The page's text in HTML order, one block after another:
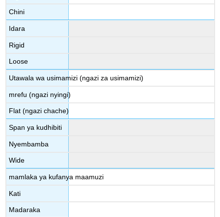
Chini
Idara
Rigid
Loose
Utawala wa usimamizi (ngazi za usimamizi)
mrefu (ngazi nyingi)
Flat (ngazi chache)
Span ya kudhibiti
Nyembamba
Wide
mamlaka ya kufanya maamuzi
Kati
Madaraka